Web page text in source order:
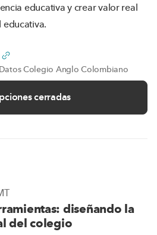
educativa y crear valor real
Colegio Anglo Colombiano
cerradas
diseñando la
del colegio